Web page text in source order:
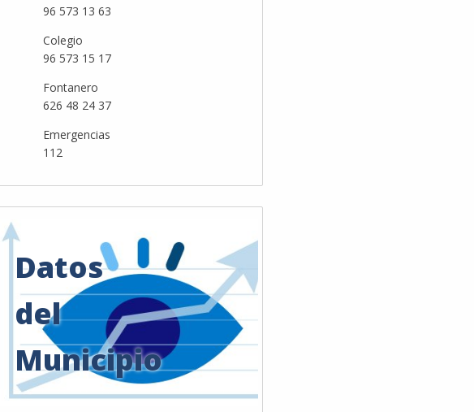
96 573 13 63
Colegio
96 573 15 17
Fontanero
626 48 24 37
Emergencias
112
Datos
del
Municipio